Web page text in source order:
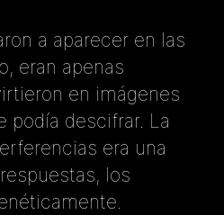
a aparecer en las
eran apenas
en imágenes
podía descifrar. La
era una
los